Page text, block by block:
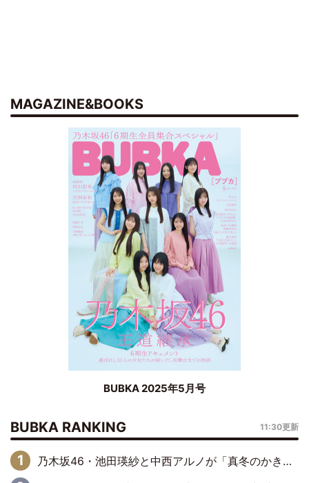
MAGAZINE&BOOKS
BUBKA 2025年5月号
BUBKA RANKING 11:30更新
乃木坂46・池田瑛紗と中西アルノが「真冬のかき氷」騒動で火花散らす！ 因縁の裏にあるのは、逆境をともに“凌”ぐ似た者同士の絆